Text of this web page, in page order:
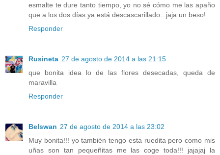
esmalte te dure tanto tiempo, yo no sé cómo me las apaño
que a los dos días ya está descascarillado...jaja un beso!
Responder
Rusineta 27 de agosto de 2014 a las 21:15
que bonita idea lo de las flores desecadas, queda de
maravilla
Responder
Belswan 27 de agosto de 2014 a las 23:02
Muy bonita!!! yo también tengo esta ruedita pero como mis
uñas son tan pequeñitas me las coge toda!!! jajajaj la